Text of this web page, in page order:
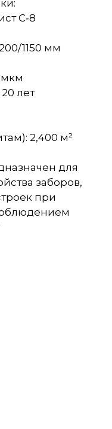
С‑8
1150 мм
мкм
лет
2,400 м²
для
заборов,
при